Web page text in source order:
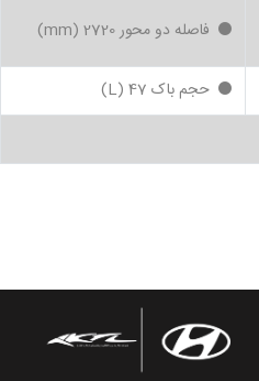
فاصله دو محور 2720 (mm)
حجم باک 47 (L)